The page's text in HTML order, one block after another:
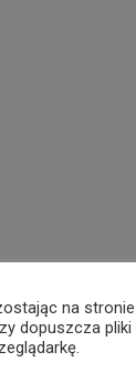
na stronie
dopuszcza pliki